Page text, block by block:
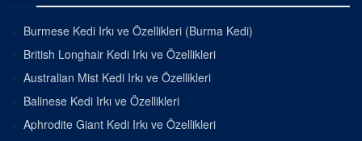
Burmese Kedi Irkı ve Özellikleri (Burma Kedi)
British Longhair Kedi Irkı ve Özellikleri
Australian Mist Kedi Irkı ve Özellikleri
Balinese Kedi Irkı ve Özellikleri
Aphrodite Giant Kedi Irkı ve Özellikleri